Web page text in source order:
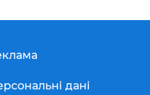
дані